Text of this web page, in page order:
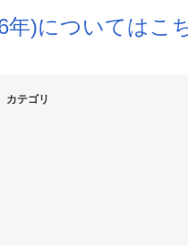
年)についてはこ
カテゴリ